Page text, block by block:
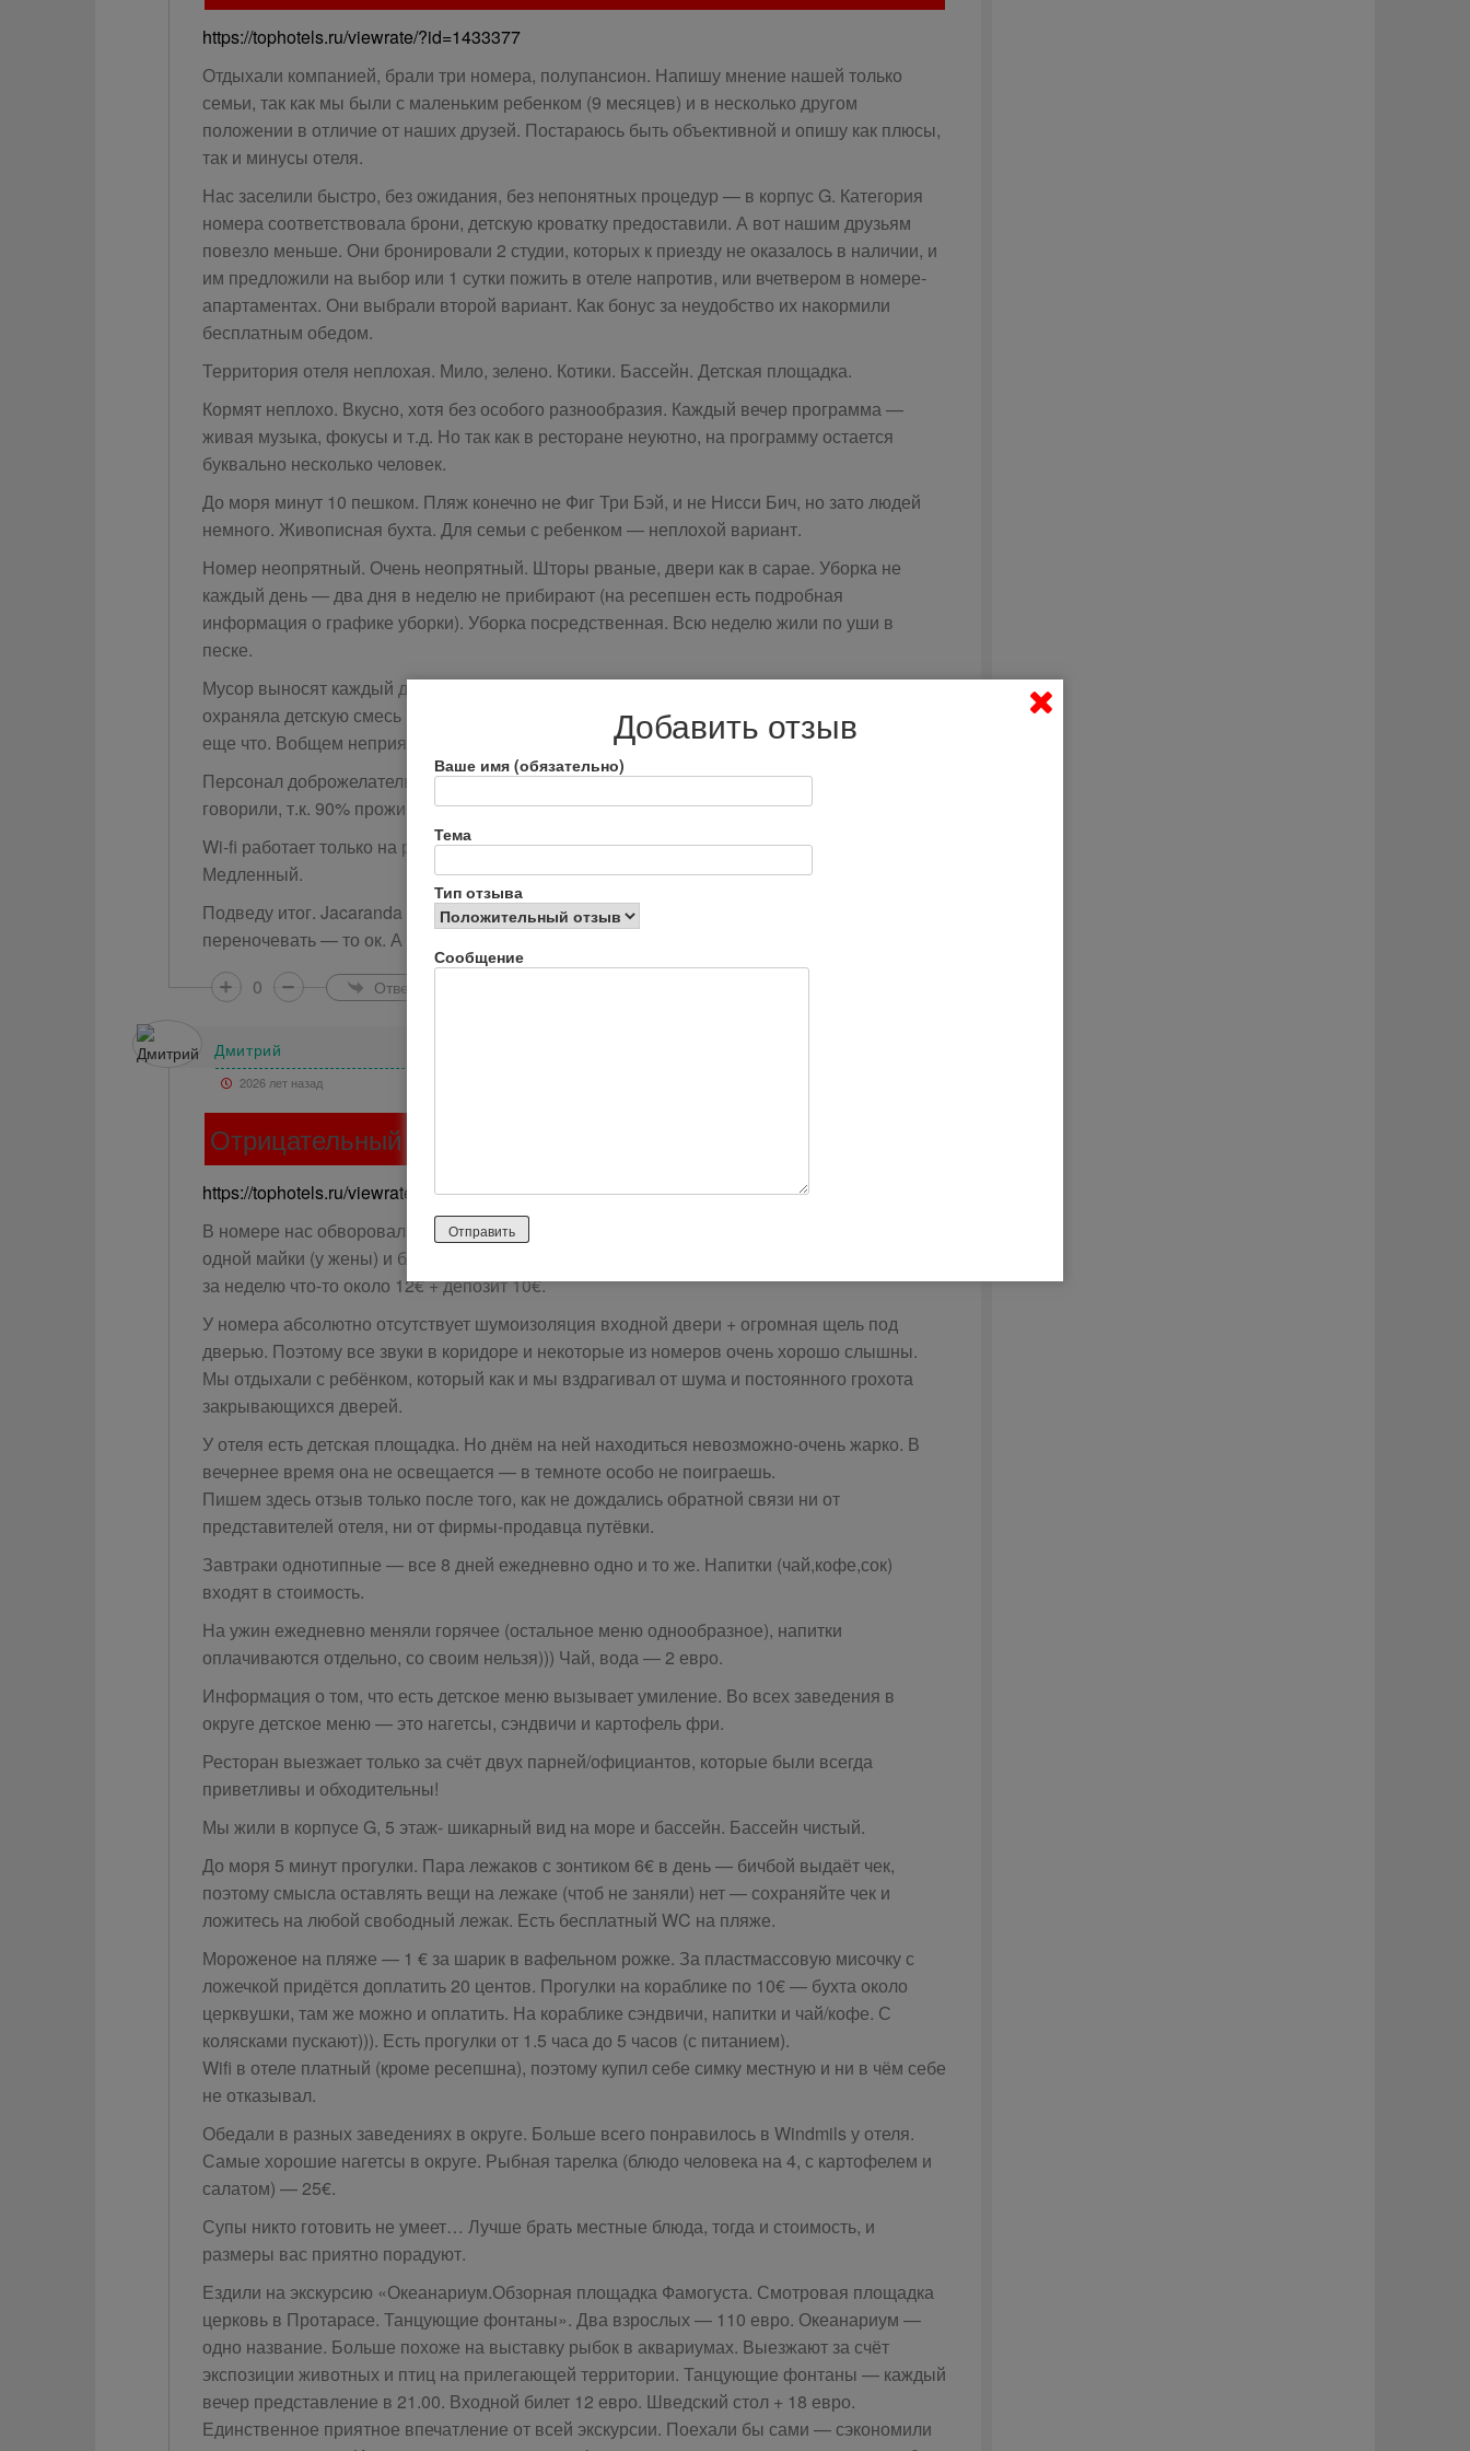
https://tophotels.ru/viewrate/?id=1433377
Отдыхали компанией, брали три номера, полупансион. Напишу мнение нашей только
семьи, так как мы были с маленьким ребенком (9 месяцев) и в несколько другом
положении в отличие от наших друзей. Постараюсь быть объективной и опишу как плюсы,
так и минусы отеля.
Нас заселили быстро, без ожидания, без непонятных процедур — в корпус G. Категория
номера соответствовала брони, детскую кроватку предоставили. А вот нашим друзьям
повезло меньше. Они бронировали 2 студии, которых к приезду не оказалось в наличии, и
им предложили на выбор или 1 сутки пожить в отеле напротив, или вчетвером в номере-
апартаментах. Они выбрали второй вариант. Как бонус за неудобство их накормили
бесплатным обедом.
Территория отеля неплохая. Мило, зелено. Котики. Бассейн. Детская площадка.
Кормят неплохо. Вкусно, хотя без особого разнообразия. Каждый вечер программа —
живая музыка, фокусы и т.д. Но так как в ресторане неуютно, на программу остается
буквально несколько человек.
До моря минут 10 пешком. Пляж конечно не Фиг Три Бэй, и не Нисси Бич, но зато людей
немного. Живописная бухта. Для семьи с ребенком — неплохой вариант.
Номер неопрятный. Очень неопрятный. Шторы рваные, двери как в сарае. Уборка не
каждый день — два дня в неделю не прибирают (на ресепшен есть подробная
информация о графике уборки). Уборка посредственная. Всю неделю жили по уши в
песке.
Мусор выносят каждый день. Но это все равно не спасает от муравьев!! Весь отдых
охраняла детскую смесь и другую еду от их нашествий. Боялась, что ребенка покусают или
еще что. Вобщем неприятно.
Персонал доброжелательный. Почти все говорят по-русски. Было бы странно, если не
говорили, т.к. 90% проживающих в отеле наши соотечественники.
Wi-fi работает только на ресепшн. До ресторана и тем более до номеров не дотягивает.
Медленный.
Подведу итог. Jacaranda — это отель для непритязательных туристов. Если только
переночевать — то ок. А вот с детьми из-за грязи и муравьев туда не советую.
0
Ответить
Дмитрий
2026 лет назад
Отрицательный отзыв
https://tophotels.ru/viewrate/?id=1431047
В номере нас обворовали! В личных вещах не досчитались одной пары золотых серёжек,
одной майки (у жены) и блеска для губ (приличной фирмы). Берите сейф, хоть и стоит он
за неделю что-то около 12€ + депозит 10€.
У номера абсолютно отсутствует шумоизоляция входной двери + огромная щель под
дверью. Поэтому все звуки в коридоре и некоторые из номеров очень хорошо слышны.
Мы отдыхали с ребёнком, который как и мы вздрагивал от шума и постоянного грохота
закрывающихся дверей.
У отеля есть детская площадка. Но днём на ней находиться невозможно-очень жарко. В
вечернее время она не освещается — в темноте особо не поиграешь.
Пишем здесь отзыв только после того, как не дождались обратной связи ни от
представителей отеля, ни от фирмы-продавца путёвки.
Завтраки однотипные — все 8 дней ежедневно одно и то же. Напитки (чай,кофе,сок)
входят в стоимость.
На ужин ежедневно меняли горячее (остальное меню однообразное), напитки
оплачиваются отдельно, со своим нельзя))) Чай, вода — 2 евро.
Информация о том, что есть детское меню вызывает умиление. Во всех заведения в
округе детское меню — это нагетсы, сэндвичи и картофель фри.
Ресторан выезжает только за счёт двух парней/официантов, которые были всегда
приветливы и обходительны!
Мы жили в корпусе G, 5 этаж- шикарный вид на море и бассейн. Бассейн чистый.
До моря 5 минут прогулки. Пара лежаков с зонтиком 6€ в день — бичбой выдаёт чек,
поэтому смысла оставлять вещи на лежаке (чтоб не заняли) нет — сохраняйте чек и
ложитесь на любой свободный лежак. Есть бесплатный WC на пляже.
Мороженое на пляже — 1 € за шарик в вафельном рожке. За пластмассовую мисочку с
ложечкой придётся доплатить 20 центов. Прогулки на кораблике по 10€ — бухта около
церквушки, там же можно и оплатить. На кораблике сэндвичи, напитки и чай/кофе. С
колясками пускают))). Есть прогулки от 1.5 часа до 5 часов (с питанием).
Wifi в отеле платный (кроме ресепшна), поэтому купил себе симку местную и ни в чём себе
не отказывал.
Обедали в разных заведениях в округе. Больше всего понравилось в Windmils у отеля.
Самые хорошие нагетсы в округе. Рыбная тарелка (блюдо человека на 4, с картофелем и
салатом) — 25€.
Супы никто готовить не умеет… Лучше брать местные блюда, тогда и стоимость, и
размеры вас приятно порадуют.
Ездили на экскурсию «Океанариум.Обзорная площадка Фамогуста. Смотровая площадка
церковь в Протарасе. Танцующие фонтаны». Два взрослых — 110 евро. Океанариум —
одно название. Больше похоже на выставку рыбок в аквариумах. Выезжают за счёт
экспозиции животных и птиц на прилегающей территории. Танцующие фонтаны — каждый
вечер представление в 21.00. Входной билет 12 евро. Шведский стол + 18 евро.
Единственное приятное впечатление от всей экскурсии. Поехали бы сами — сэкономили
Добавить отзыв
Ваше имя (обязательно)
Тема
Тип отзыва
Сообщение